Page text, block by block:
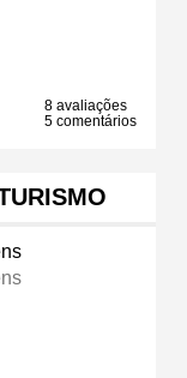
8 avaliações
5 comentários